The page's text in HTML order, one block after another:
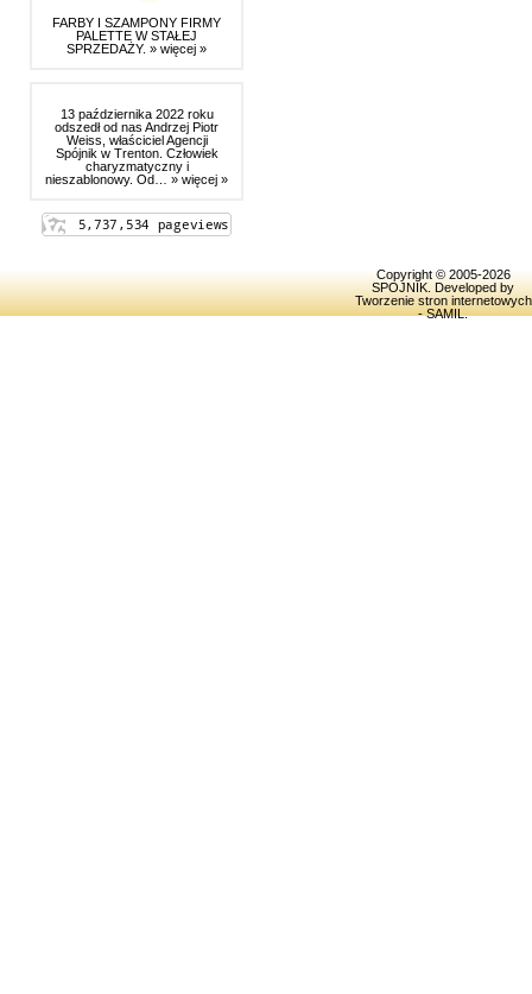
FARBY I SZAMPONY FIRMY
PALETTE W STAŁEJ
SPRZEDAŻY. » więcej »
13 października 2022 roku
odszedł od nas Andrzej Piotr
Weiss, właściciel Agencji
Spójnik w Trenton. Człowiek
charyzmatyczny i
nieszablonowy. Od… » więcej »
Copyright © 2005-2026
SPOJNIK . Developed by
Tworzenie stron internetowych
- SAMIL.